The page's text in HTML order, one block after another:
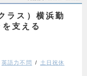
ラス）横浜勤
支える
英語力不問
土日祝休